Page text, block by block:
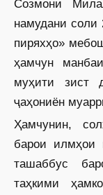
Созмони
намудани
пиряхҳо»
ҳамчун
муҳити зист
ҷаҳониён
Ҳамчунин,
барои илмҳои
ташаббус
таҳкими